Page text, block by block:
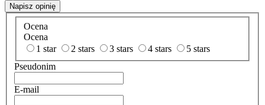
Napisz opinię
Ocena
Ocena
1 star
2 stars 3 stars 4 stars
5 stars
Pseudonim
E-mail